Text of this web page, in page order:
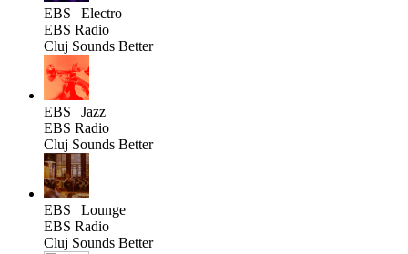
EBS | Electro
EBS Radio
Cluj Sounds Better
EBS | Jazz
EBS Radio
Cluj Sounds Better
EBS | Lounge
EBS Radio
Cluj Sounds Better